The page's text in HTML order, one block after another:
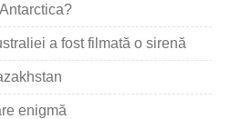
a fost filmată o sirenă
enigmă